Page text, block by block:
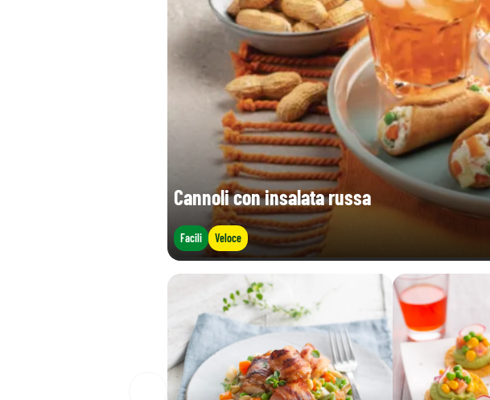
Cannoli con insalata russa
Facili Veloce